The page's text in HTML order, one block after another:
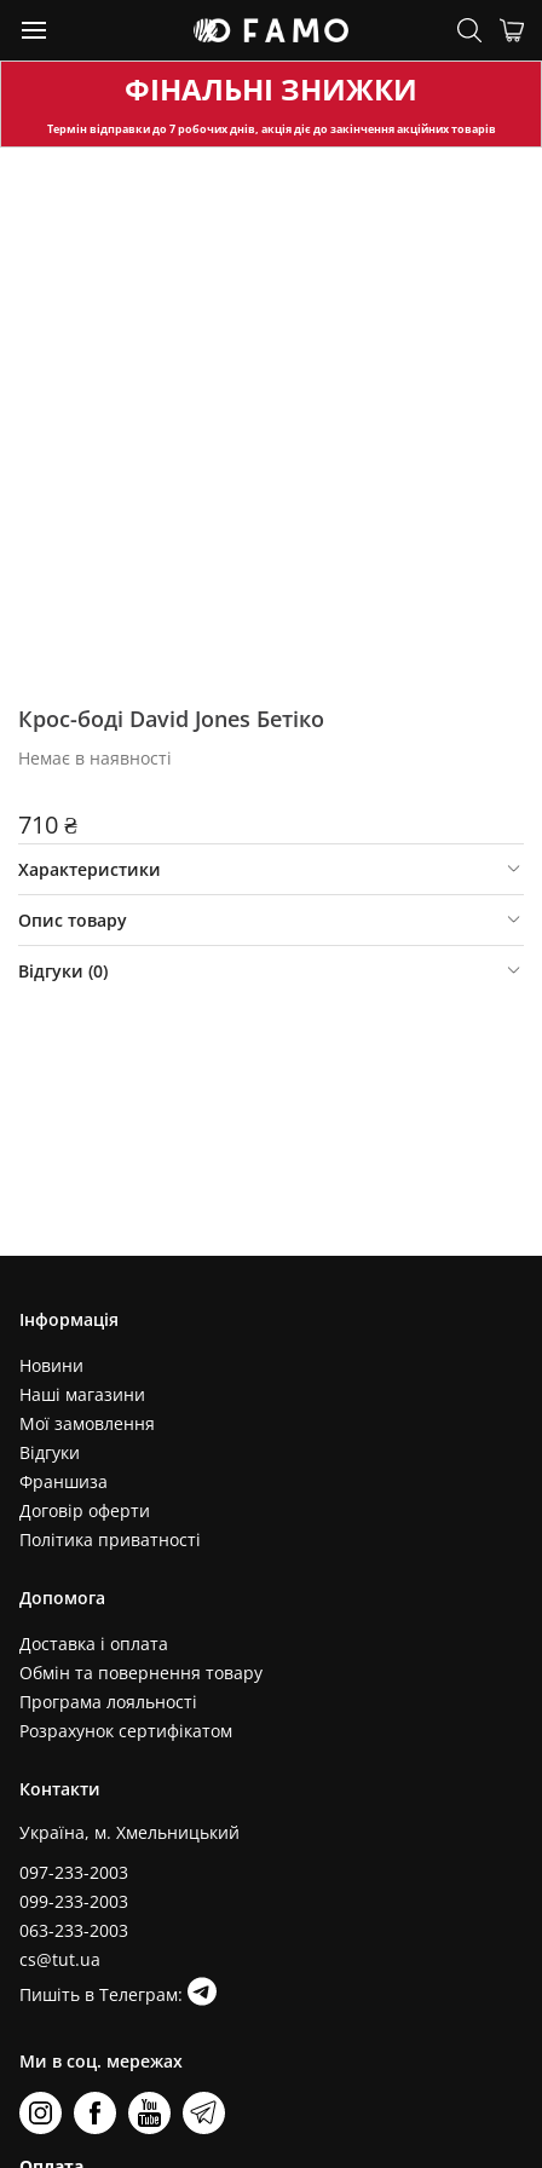
ФІНАЛЬНІ ЗНИЖКИ
Термін відправкидо 7 робочих днів, акція діє до закінчення акційних товарів
Крос-боді David Jones Бетіко
Немає в наявності
710 ₴
Характеристики
Опис товару
Відгуки (0)
Інформація
Новини
Наші магазини
Мої замовлення
Відгуки
Франшиза
Договір оферти
Політика приватності
Допомога
Доставка і оплата
Обмін та повернення товару
Програма лояльності
Розрахунок сертифікатом
Контакти
Україна, м. Хмельницький
097-233-2003
099-233-2003
063-233-2003
cs@tut.ua
Пишіть в Телеграм:
Ми в соц. мережах